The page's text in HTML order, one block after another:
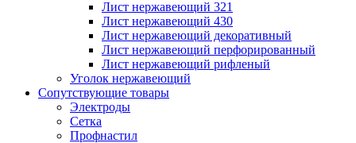
Лист нержавеющий 321
Лист нержавеющий 430
Лист нержавеющий декоративный
Лист нержавеющий перфорированный
Лист нержавеющий рифленый
Уголок нержавеющий
Cопутствующие товары
Электроды
Сетка
Профнастил